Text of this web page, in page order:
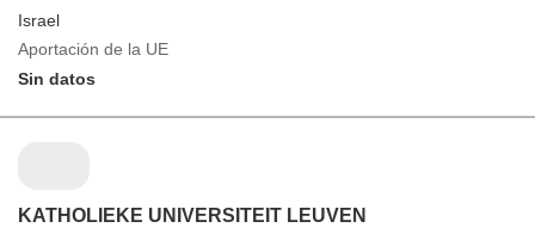
Israel
Aportación de la UE
Sin datos
KATHOLIEKE UNIVERSITEIT LEUVEN